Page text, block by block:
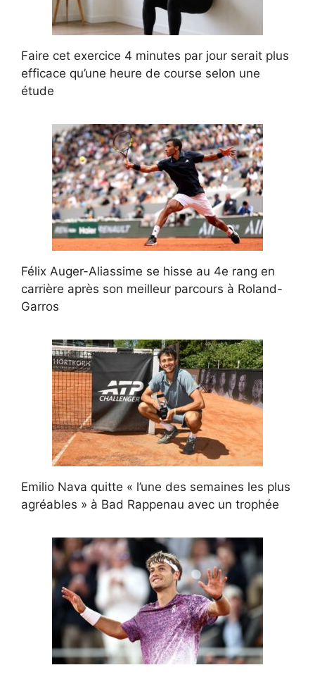
Faire cet exercice 4 minutes par jour serait plus
efficace qu’une heure de course selon une
étude
Félix Auger-Aliassime se hisse au 4e rang en
carrière après son meilleur parcours à Roland-
Garros
Emilio Nava quitte « l’une des semaines les plus
agréables » à Bad Rappenau avec un trophée